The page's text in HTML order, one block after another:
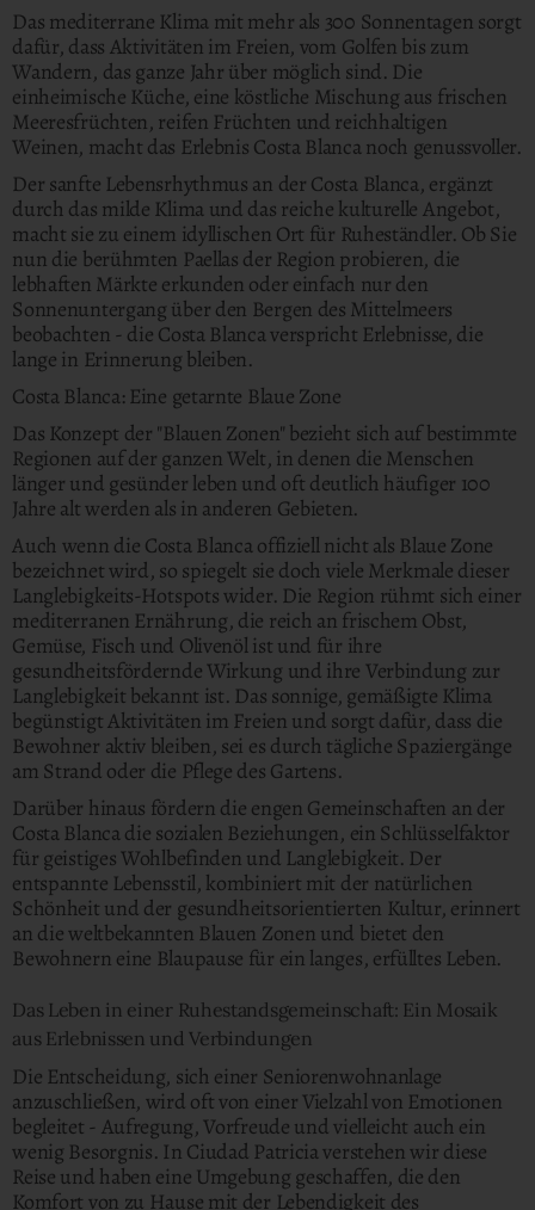
Das mediterrane Klima mit mehr als 300 Sonnentagen sorgt
dafür, dass Aktivitäten im Freien, vom Golfen bis zum
Wandern, das ganze Jahr über möglich sind. Die
einheimische Küche, eine köstliche Mischung aus frischen
Meeresfrüchten, reifen Früchten und reichhaltigen
Weinen, macht das Erlebnis Costa Blanca noch genussvoller.
Der sanfte Lebensrhythmus an der Costa Blanca, ergänzt
durch das milde Klima und das reiche kulturelle Angebot,
macht sie zu einem idyllischen Ort für Ruheständler. Ob Sie
nun die berühmten Paellas der Region probieren, die
lebhaften Märkte erkunden oder einfach nur den
Sonnenuntergang über den Bergen des Mittelmeers
beobachten - die Costa Blanca verspricht Erlebnisse, die
lange in Erinnerung bleiben.
Costa Blanca: Eine getarnte Blaue Zone
Das Konzept der "Blauen Zonen" bezieht sich auf bestimmte
Regionen auf der ganzen Welt, in denen die Menschen
länger und gesünder leben und oft deutlich häufiger 100
Jahre alt werden als in anderen Gebieten.
Auch wenn die Costa Blanca offiziell nicht als Blaue Zone
bezeichnet wird, so spiegelt sie doch viele Merkmale dieser
Langlebigkeits-Hotspots wider. Die Region rühmt sich einer
mediterranen Ernährung, die reich an frischem Obst,
Gemüse, Fisch und Olivenöl ist und für ihre
gesundheitsfördernde Wirkung und ihre Verbindung zur
Langlebigkeit bekannt ist. Das sonnige, gemäßigte Klima
begünstigt Aktivitäten im Freien und sorgt dafür, dass die
Bewohner aktiv bleiben, sei es durch tägliche Spaziergänge
am Strand oder die Pflege des Gartens.
Darüber hinaus fördern die engen Gemeinschaften an der
Costa Blanca die sozialen Beziehungen, ein Schlüsselfaktor
für geistiges Wohlbefinden und Langlebigkeit. Der
entspannte Lebensstil, kombiniert mit der natürlichen
Schönheit und der gesundheitsorientierten Kultur, erinnert
an die weltbekannten Blauen Zonen und bietet den
Bewohnern eine Blaupause für ein langes, erfülltes Leben.
Das Leben in einer Ruhestandsgemeinschaft: Ein Mosaik
aus Erlebnissen und Verbindungen
Die Entscheidung, sich einer Seniorenwohnanlage
anzuschließen, wird oft von einer Vielzahl von Emotionen
begleitet - Aufregung, Vorfreude und vielleicht auch ein
wenig Besorgnis. In Ciudad Patricia verstehen wir diese
Reise und haben eine Umgebung geschaffen, die den
Komfort von zu Hause mit der Lebendigkeit des